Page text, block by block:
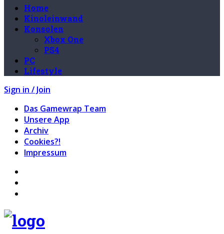
Home
Kinoleinwand
Konsolen
Xbox One
PS4
PC
Lifestyle
Sign in / Join
Das Gamewrap Team
Unsere App
Archiv
Cookies?!
Impressum